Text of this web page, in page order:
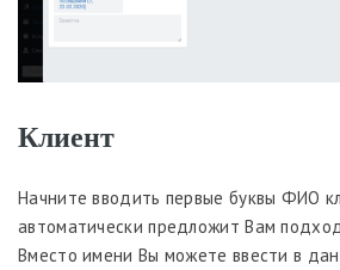
Клиент
Начните вводить первые буквы ФИО
автоматически предложит Вам
Вместо имени Вы можете ввести в